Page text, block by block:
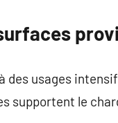
des usages
supportent le